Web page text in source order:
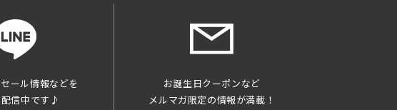
人情報がネットサーバ上に登録さ
り開示が求められる場合を除き、
ール情報などを
配信中です♪
お誕生日クーポンなど
メルマガ限定の情報が満載！